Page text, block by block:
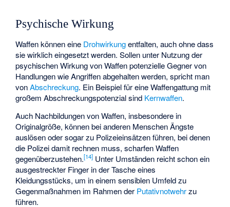
Psychische Wirkung
Waffen können eine Drohwirkungentfalten, auch ohne dass
sie wirklich eingesetzt werden. Sollen unter Nutzung der
psychischen Wirkung von Waffen potenzielle Gegner von
Handlungen wie Angriffen abgehalten werden, spricht man
vonAbschreckung. Ein Beispiel für eine Waffengattung mit
großem Abschreckungspotenzial sind Kernwaffen.
Auch Nachbildungen von Waffen, insbesondere in
Originalgröße, können bei anderen Menschen Ängste
auslösen oder sogar zu Polizeieinsätzen führen, bei denen
die Polizei damit rechnen muss, scharfen Waffen
gegenüberzustehen.[14] Unter Umständen reicht schon ein
ausgestreckter Finger in der Tasche eines
Kleidungsstücks, um in einem sensiblen Umfeld zu
Gegenmaßnahmen im Rahmen der Putativnotwehrzu
führen.